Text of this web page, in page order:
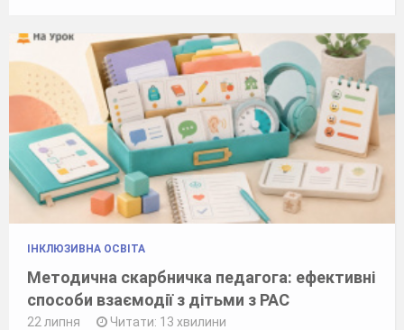
ІНКЛЮЗИВНА ОСВІТА
Методична скарбничка педагога: ефективні
способи взаємодії з дітьми з РАС
22 липня Читати: 13 хвилини